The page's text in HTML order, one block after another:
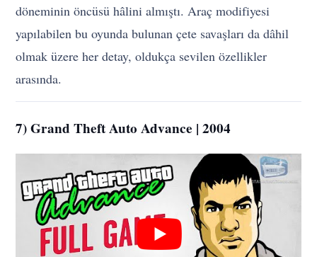
döneminin öncüsü hâlini almıştı. Araç modifiyesi
yapılabilen bu oyunda bulunan çete savaşları da dâhil
olmak üzere her detay, oldukça sevilen özellikler
arasında.
7) Grand Theft Auto Advance | 2004